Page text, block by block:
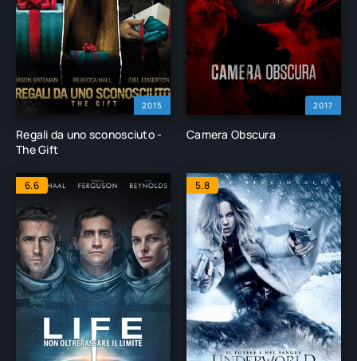
2015
Regali da uno sconosciuto -
The Gift
2017
Camera Obscura
6.6 5.8